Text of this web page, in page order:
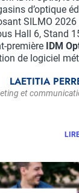
d’optique
SILMO
Hall 6, Stand
première IDM
de logiciel
LAETITIA
et